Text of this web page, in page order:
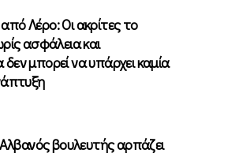
Λέρο: Οι ακρίτες το
ασφάλεια και
μπορεί να υπάρχει καμία
Αλβανός βουλευτής αρπάζει